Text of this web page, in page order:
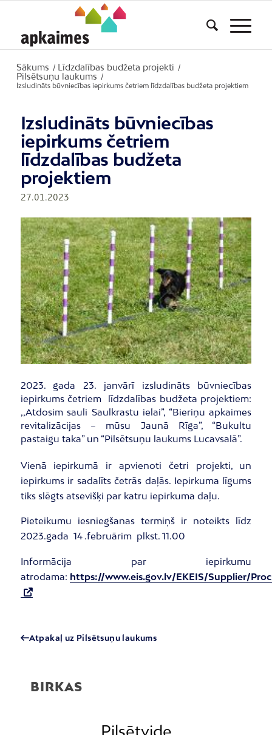
Sākums / Līdzdalības budžeta projekti /
Pilsētsuņu laukums
/
Izsludināts būvniecības iepirkums četriem līdzdalības budžeta projektiem
Izsludināts būvniecības
iepirkums četriem
līdzdalības budžeta
projektiem
27.01.2023
2023. gada 23. janvārī izsludināts būvniecības
iepirkums četriem līdzdalības budžeta projektiem:
,,Atdosim sauli Saulkrastu ielai”, “Bieriņu apkaimes
revitalizācijas – mūsu Jaunā Rīga”, “Bukultu
pastaigu taka” un “Pilsētsuņu laukums Lucavsalā”.
Vienā iepirkumā ir apvienoti četri projekti, un
iepirkums ir sadalīts četrās daļās. Iepirkuma līgums
tiks slēgts atsevišķi par katru iepirkuma daļu.
Pieteikumu iesniegšanas termiņš ir noteikts līdz
2023.gada 14 .februārim plkst. 11.00
Informācija par iepirkumu
atrodama: https://www.eis.gov.lv/EKEIS/Supplier/
Atpakaļ uz Pilsētsuņu laukums
BIRKAS
Pilsētvide